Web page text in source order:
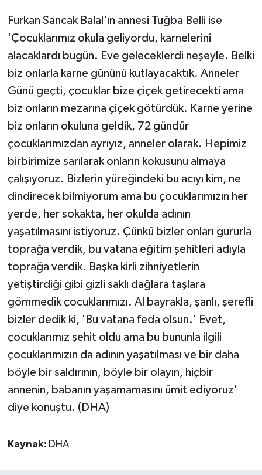
Furkan Sancak Balal'ın annesi Tuğba Belli ise
'Çocuklarımız okula geliyordu, karnelerini
alacaklardı bugün. Eve geleceklerdi neşeyle. Belki
biz onlarla karne gününü kutlayacaktık. Anneler
Günü geçti, çocuklar bize çiçek getirecekti ama
biz onların mezarına çiçek götürdük. Karne yerine
biz onların okuluna geldik, 72 gündür
çocuklarımızdan ayrıyız, anneler olarak. Hepimiz
birbirimize sarılarak onların kokusunu almaya
çalışıyoruz. Bizlerin yüreğindeki bu acıyı kim, ne
dindirecek bilmiyorum ama bu çocuklarımızın her
yerde, her sokakta, her okulda adının
yaşatılmasını istiyoruz. Çünkü bizler onları gururla
toprağa verdik, bu vatana eğitim şehitleri adıyla
toprağa verdik. Başka kirli zihniyetlerin
yetiştirdiği gibi gizli saklı dağlara taşlara
gömmedik çocuklarımızı. Al bayrakla, şanlı, şerefli
bizler dedik ki, 'Bu vatana feda olsun.' Evet,
çocuklarımız şehit oldu ama bu bununla ilgili
çocuklarımızın da adının yaşatılması ve bir daha
böyle bir saldırının, böyle bir olayın, hiçbir
annenin, babanın yaşamamasını ümit ediyoruz'
diye konuştu. (DHA)
Kaynak: DHA